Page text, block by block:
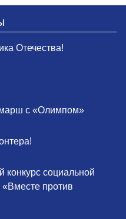
Отечества!
с «Олимпом»
социальной
против